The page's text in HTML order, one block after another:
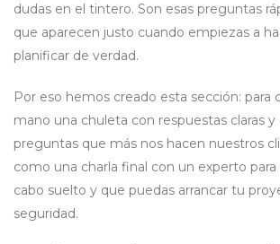
dudas en el tintero. Son esas preguntas
que aparecen justo cuando empiezas a
planificar de verdad.
Por eso hemos creado esta sección: para
mano una chuleta con respuestas claras y
preguntas que más nos hacen nuestros
como una charla final con un experto para
cabo suelto y que puedas arrancar tu
seguridad.